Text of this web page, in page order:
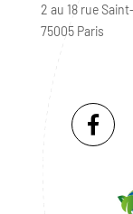
2 au 18 rue
75005 Paris